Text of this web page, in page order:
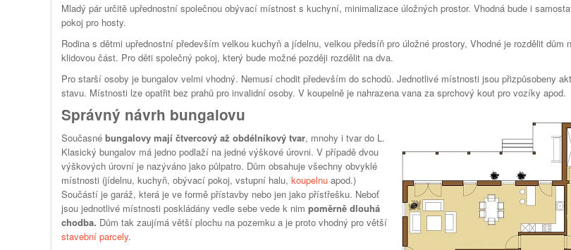
Mladý pár určitě upřednostní společnou obývací místnost s kuchyní, minimalizace úložných prostor. Vhodná bude i
pokoj pro hosty.
Rodina s dětmi upřednostní především velkou kuchyň a jídelnu, velkou předsíň pro úložné prostory, Vhodné je rozdělit dům
klidovou část. Pro děti společný pokoj, který bude možné později rozdělit na dva.
Pro starší osoby je bungalov velmi vhodný. Nemusí chodit především do schodů. Jednotlivé místnosti jsou přizpůsobeny
stavu. Místnosti lze opatřit bez prahů pro invalidní osoby. V koupelně je nahrazena vana za sprchový kout pro vozíky apod.
Správný návrh bungalovu
Současné bungalovy mají čtvercový až obdélníkový tvar, mnohy i tvar do L.
Klasický bungalov má jedno podlaží na jedné výškové úrovni. V případě dvou
výškových úrovní je nazýváno jako půlpatro. Dům obsahuje všechny obvyklé
místnosti (jídelnu, kuchyň, obývací pokoj, vstupní halu, koupelnu apod.)
Součástí je garáž, která je ve formě přístavby nebo jen jako přístřešku. Neboť
jsou jednotlivé místnosti poskládány vedle sebe vede k nim poměrně dlouhá
chodba. Dům tak zaujímá větší plochu na pozemku a je proto vhodný pro větší
stavební parcely.